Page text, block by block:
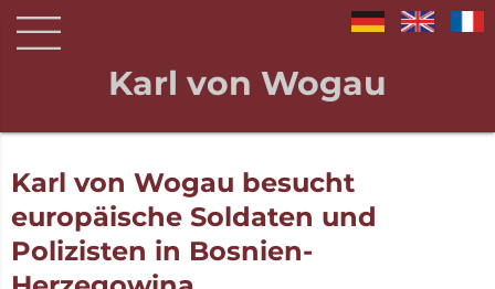
Karl von Wogau
Karl von Wogau besucht
europäische Soldaten und
Polizisten in Bosnien-